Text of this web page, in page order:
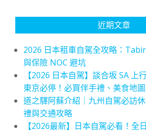
近期文章
2026 日本租車自駕全攻略：
與保險 NOC 避坑
【2026 日本自駕】談合坂 SA 上
東京必停！必買伴手禮、美食地
道之驛阿蘇介紹｜九州自駕必訪
禮與交通攻略
【2026最新】日本自駕必看！全